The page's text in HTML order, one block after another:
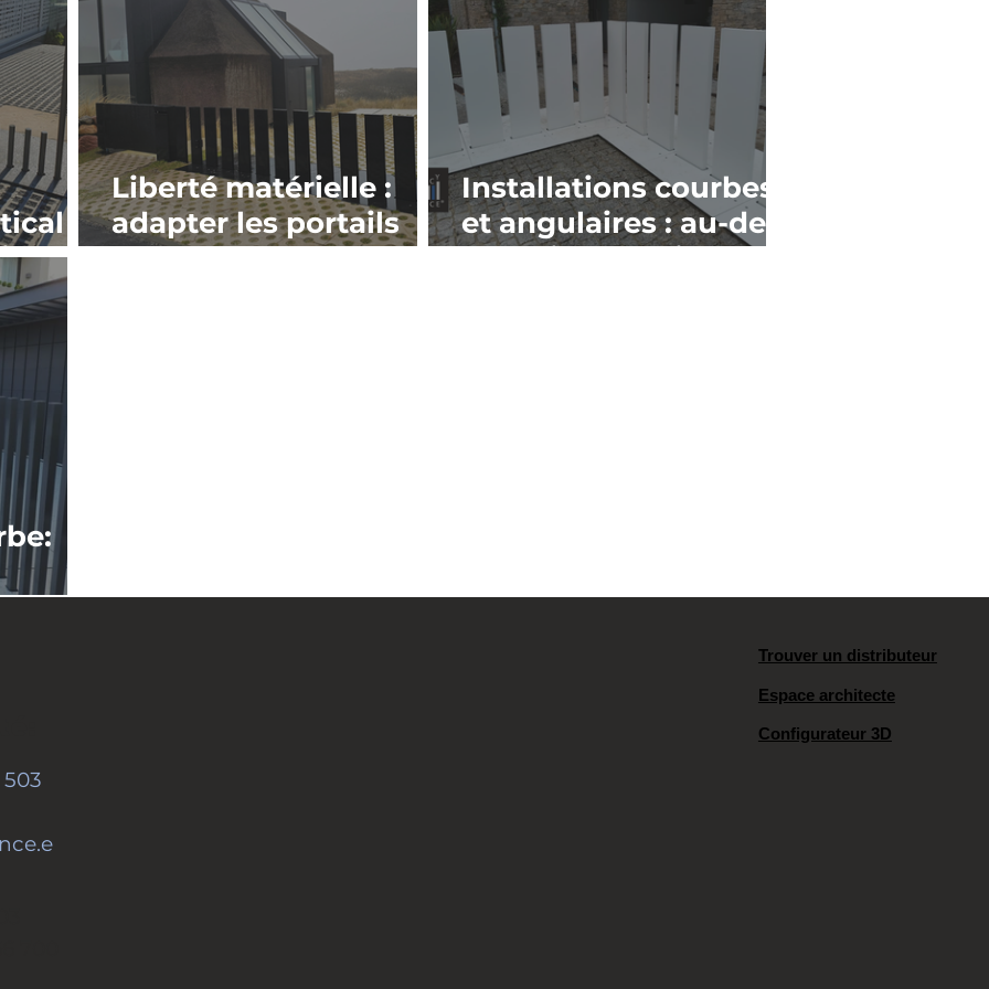
espace limité
Liberté matérielle :
adapter les portails
rétractables à toute
Installations courbes
et angulaires : au-delà
de la ligne droite
503
Trouver un distributeur
Espace architecte
Configurateur 3D